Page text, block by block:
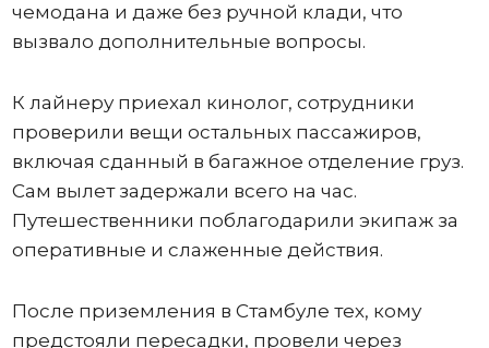
чемодана и даже без ручной клади, что
вызвало дополнительные вопросы.
К лайнеру приехал кинолог, сотрудники
проверили вещи остальных пассажиров,
включая сданный в багажное отделение груз.
Сам вылет задержали всего на час.
Путешественники поблагодарили экипаж за
оперативные и слаженные действия.
После приземления в Стамбуле тех, кому
предстояли пересадки, провели через